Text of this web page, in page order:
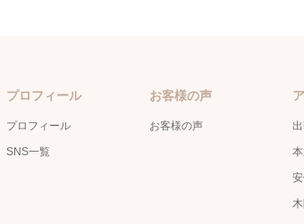
プロフィール
プロフィール
SNS一覧
お客様の声
お客様の声